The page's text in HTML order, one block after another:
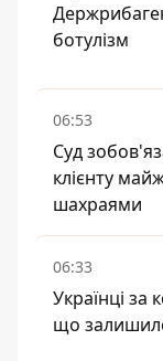
ботулізм
06:53
Суд
клієнту
шахраями
06:33
Українці
що